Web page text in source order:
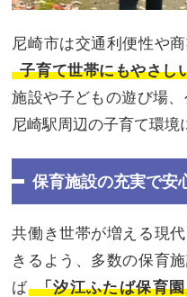
尼崎市は交通利便性や
子育て世帯にもやさし
施設や子どもの遊び場
尼崎駅周辺の子育て環境
保育施設の充実で安
共働き世帯が増える現
きるよう、多数の保育
ば 「汐江ふたば保育